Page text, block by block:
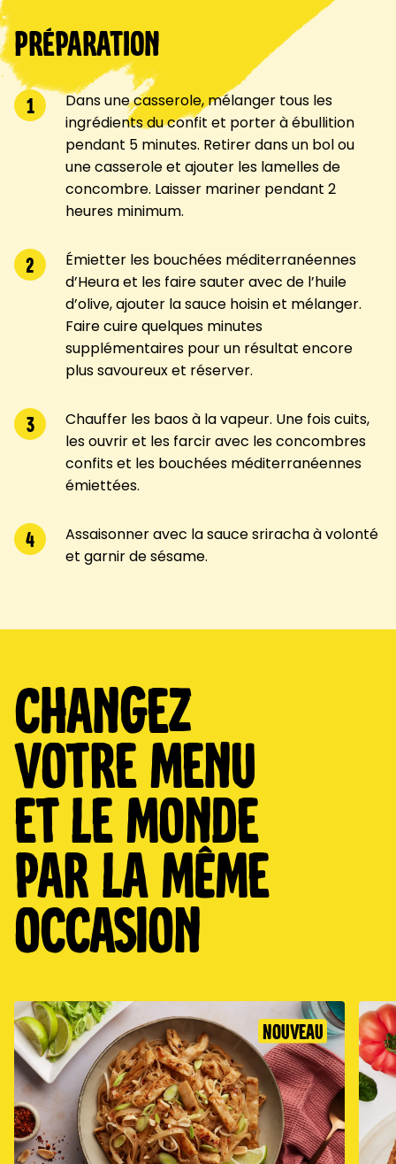
Préparation
1
Dans une casserole, mélanger tous les
ingrédients du confit et porter à ébullition
pendant 5 minutes. Retirer dans un bol ou
une casserole et ajouter les lamelles de
concombre. Laisser mariner pendant 2
heures minimum.
2
Émietter les bouchées méditerranéennes
d’Heura et les faire sauter avec de l’huile
d’olive, ajouter la sauce hoisin et mélanger.
Faire cuire quelques minutes
supplémentaires pour un résultat encore
plus savoureux et réserver.
3
Chauffer les baos à la vapeur. Une fois cuits,
les ouvrir et les farcir avec les concombres
confits et les bouchées méditerranéennes
émiettées.
4
Assaisonner avec la sauce sriracha à volonté
et garnir de sésame.
Changez
votre menu
et le monde
par la même
occasion
Nouveau